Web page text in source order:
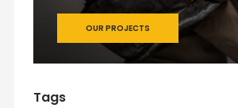
OUR PROJECTS
Tags